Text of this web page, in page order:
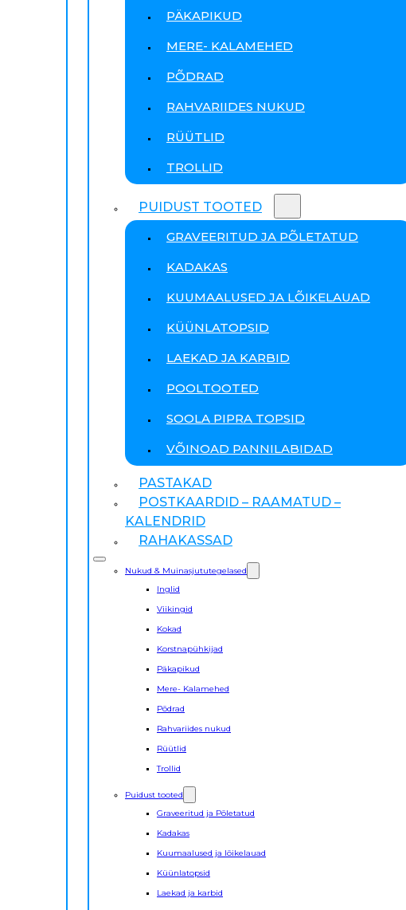
PÄKAPIKUD
MERE- KALAMEHED
PÕDRAD
RAHVARIIDES NUKUD
RÜÜTLID
TROLLID
PUIDUST TOOTED
GRAVEERITUD JA PÕLETATUD
KADAKAS
KUUMAALUSED JA LÕIKELAUAD
KÜÜNLATOPSID
LAEKAD JA KARBID
POOLTOOTED
SOOLA PIPRA TOPSID
VÕINOAD PANNILABIDAD
PASTAKAD
POSTKAARDID – RAAMATUD –
KALENDRID
RAHAKASSAD
Nukud & Muinasjututegelased
Inglid
Viikingid
Kokad
Korstnapühkijad
Päkapikud
Mere- Kalamehed
Põdrad
Rahvariides nukud
Rüütlid
Trollid
Puidust tooted
Graveeritud ja Põletatud
Kadakas
Kuumaalused ja lõikelauad
Küünlatopsid
Laekad ja karbid